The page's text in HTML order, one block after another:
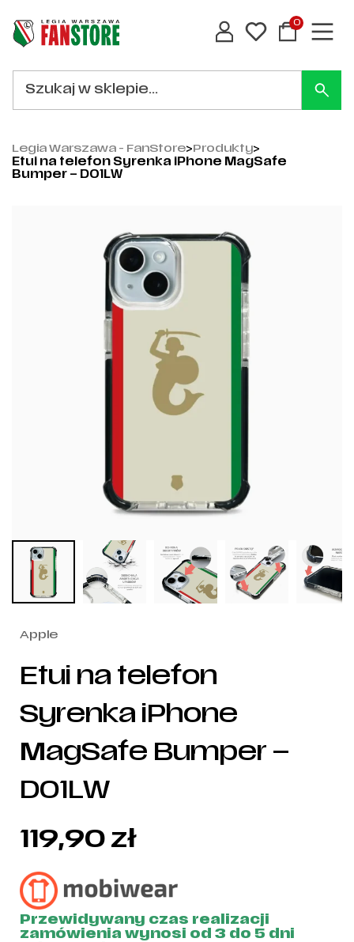
0
Legia Warszawa - FanStore>Produkty>
Etui na telefon Syrenka iPhone MagSafe
Bumper – D01LW
Apple
Etui na telefon
Syrenka iPhone
MagSafe Bumper –
D01LW
119,90 zł
Przewidywany czas realizacji
zamówienia wynosi od 3 do 5 dni